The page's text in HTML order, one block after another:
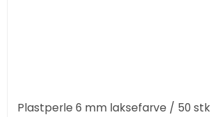
Plastperle 6 mm laksefarve / 50 stk